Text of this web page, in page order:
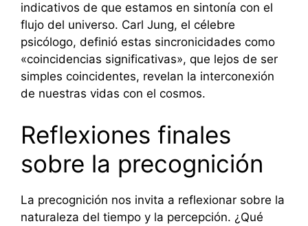
indicativos de que estamos en sintonía con el
flujo del universo. Carl Jung, el célebre
psicólogo, definió estas sincronicidades como
«coincidencias significativas», que lejos de ser
simples coincidentes, revelan la interconexión
de nuestras vidas con el cosmos.
Reflexiones finales
sobre la precognición
La precognición nos invita a reflexionar sobre la
naturaleza del tiempo y la percepción. ¿Qué